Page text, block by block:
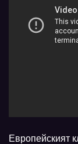
Европейският